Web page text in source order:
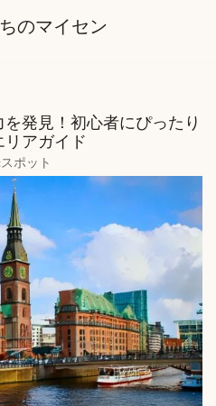
のマイセン
発見！初心者にぴったり
アガイド
ポット